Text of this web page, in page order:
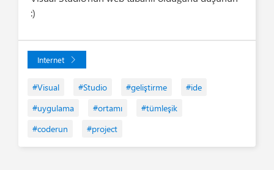
:)
Internet
#Visual #Studio #geliştirme
#ide
#uygulama
#ortamı
#tümleşik
#coderun
#project